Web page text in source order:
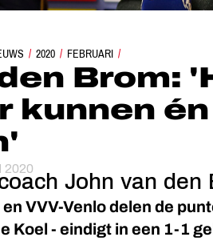
2020 FEBRUARI
BROM: 'HADDEN MEER KUNNEN ÉN
Brom:
kunnen
2020
John van den
VVV-Venlo delen de
Koel - eindigt in een 1-1